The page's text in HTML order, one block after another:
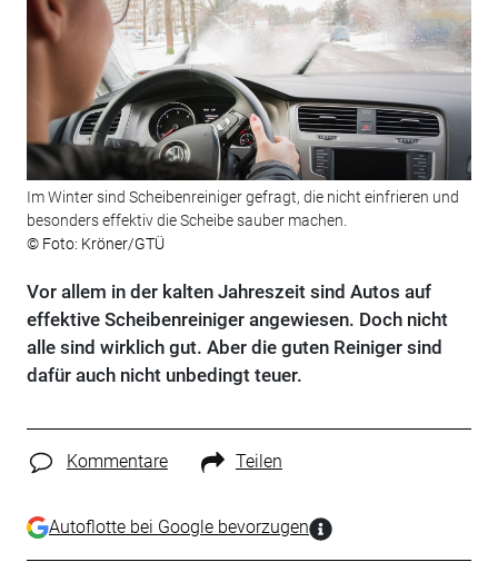
Im Winter sind Scheibenreiniger gefragt, die nicht einfrieren und
besonders effektiv die Scheibe sauber machen.
© Foto: Kröner/GTÜ
Vor allem in der kalten Jahreszeit sind Autos auf
effektive Scheibenreiniger angewiesen. Doch nicht
alle sind wirklich gut. Aber die guten Reiniger sind
dafür auch nicht unbedingt teuer.
Kommentare Teilen
Autoflotte bei Google bevorzugen